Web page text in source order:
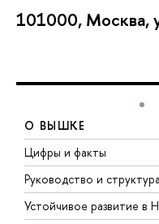
101000, Москва,
О ВЫШКЕ
Цифры и факты
Руководство и структура
Устойчивое развитие